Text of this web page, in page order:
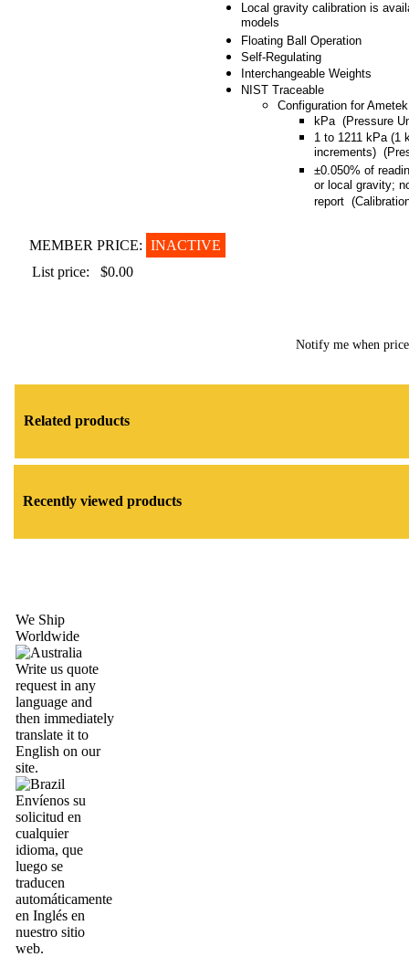
Local gravity calibration is
models
Floating Ball Operation
Self-Regulating
Interchangeable Weights
NIST Traceable
Configuration for
kPa (Pressure
1 to 1211 kPa (1
increments)
±0.050% of
or local gravity;
report
MEMBER PRICE: INACTIVE
List price:
$0.00
Notify me when
Related products
Recently viewed products
We Ship
Worldwide
Write us quote
request in any
language and
then immediately
translate it to
English on our
site.
Envíenos su
solicitud en
cualquier
idioma, que
luego se
traducen
automáticamente
en Inglés en
nuestro sitio
web.